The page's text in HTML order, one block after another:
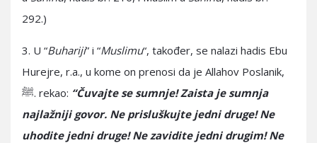
292.)
3. U “Buhariji” i “Muslimu“, također, se nalazi hadis Ebu
Hurejre, r.a., u kome on prenosi da je Allahov Poslanik,
ﷺ. rekao: “Čuvajte se sumnje! Zaista je sumnja
najlažniji govor. Ne prisluškujte jedni druge! Ne
uhodite jedni druge! Ne zavidite jedni drugim! Ne